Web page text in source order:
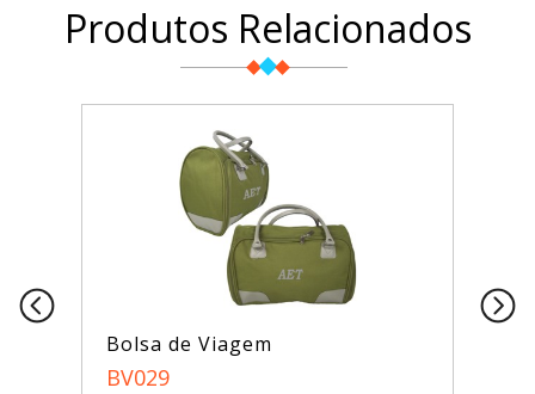
Produtos Relacionados
Bolsa de Viagem
BV029